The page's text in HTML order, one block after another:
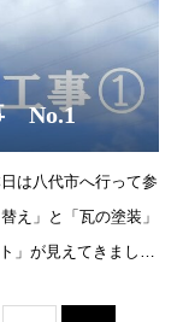
No.1
は八代市へ行って参
え」と「瓦の塗装」
」が見えてきまし